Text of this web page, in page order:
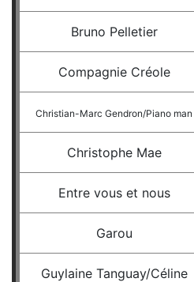
Bruno Pelletier
Compagnie Créole
Christian-Marc Gendron/Piano man
Christophe Mae
Entre vous et nous
Garou
Guylaine Tanguay/Céline